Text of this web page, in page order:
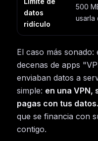
datos
ridículo
500
usarla
El caso más
decenas de apps
enviaban datos a
simple: en una VPN,
pagas con tus datos.
que se financia con
contigo.